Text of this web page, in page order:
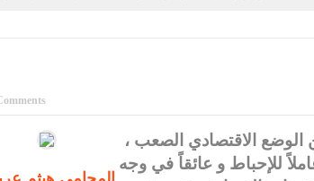
مجلس النواب على شراكة فاعلة مع الإعلام
دعوة المكلفين بخدمة العلم
الاقتصادي الصعب ،
للإحباط و عائقاً في وجه